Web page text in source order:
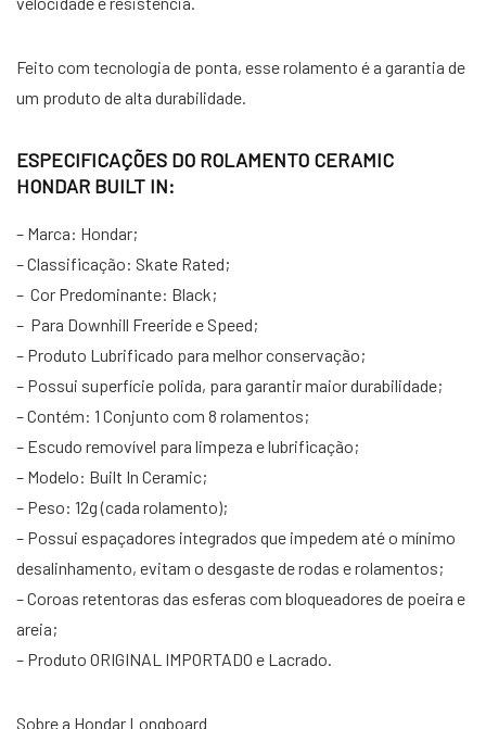
Feito com tecnologia de ponta, esse rolamento é a garantia de
um produto de alta durabilidade.
ESPECIFICAÇÕES DO ROLAMENTO CERAMIC
HONDAR BUILT IN:
– Marca: Hondar;
– Classificação: Skate Rated;
– Cor Predominante: Black;
– Para Downhill Freeride e Speed;
– Produto Lubrificado para melhor conservação;
– Possui superfície polida, para garantir maior durabilidade;
– Contém: 1 Conjunto com 8 rolamentos;
– Escudo removível para limpeza e lubrificação;
– Modelo: Built In Ceramic;
– Peso: 12g (cada rolamento);
– Possui espaçadores integrados que impedem até o mínimo
desalinhamento, evitam o desgaste de rodas e rolamentos;
– Coroas retentoras das esferas com bloqueadores de poeira e
areia;
– Produto ORIGINAL IMPORTADO e Lacrado.
Sobre a Hondar Longboard